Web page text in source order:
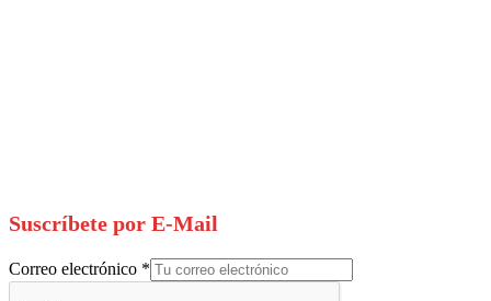
Suscríbete por E-Mail
Correo electrónico *